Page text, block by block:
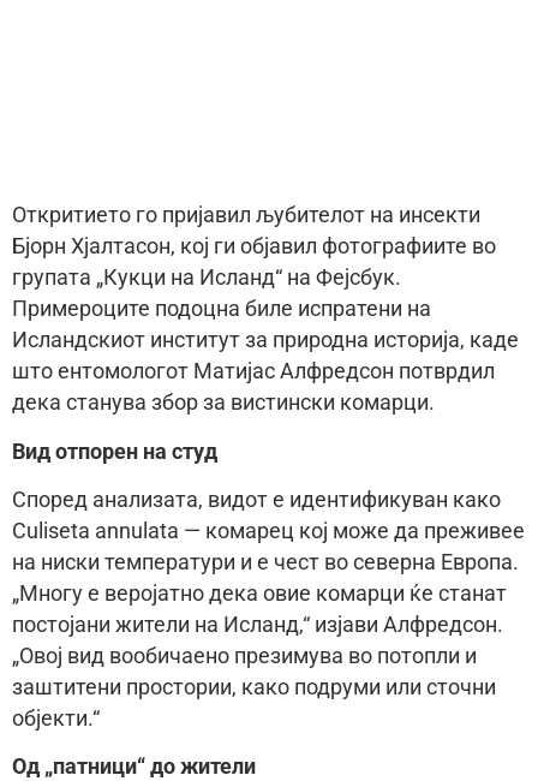
Откритието го пријавил љубителот на инсекти
Бјорн Хјалтасон, кој ги објавил фотографиите во
групата „Кукци на Исланд“ на Фејсбук.
Примероците подоцна биле испратени на
Исландскиот институт за природна историја, каде
што ентомологот Матијас Алфредсон потврдил
дека станува збор за вистински комарци.
Вид отпорен на студ
Според анализата, видот е идентификуван како
Culiseta annulata — комарец кој може да преживее
на ниски температури и е чест во северна Европа.
„Многу е веројатно дека овие комарци ќе станат
постојани жители на Исланд,“ изјави Алфредсон.
„Овој вид вообичаено презимува во потопли и
заштитени простории, како подруми или сточни
објекти.“
Од „патници“ до жители